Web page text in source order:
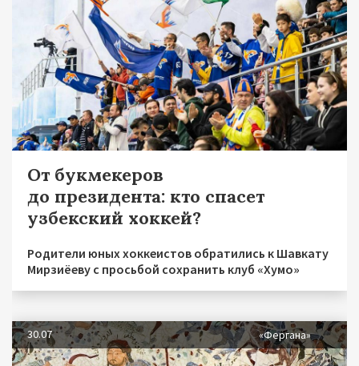
От букмекеров
до президента: кто спасет
узбекский хоккей?
Родители юных хоккеистов обратились к Шавкату
Мирзиёеву с просьбой сохранить клуб «Хумо»
30.07 «Фергана»